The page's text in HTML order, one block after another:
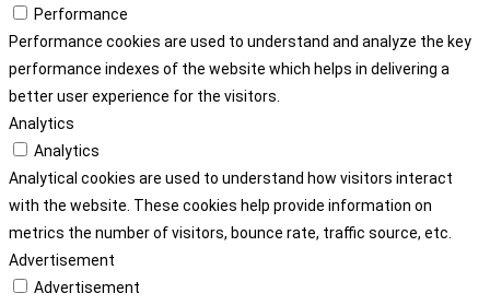
Performance
Performance cookies are used to understand and analyze the key
performance indexes of the website which helps in delivering a
better user experience for the visitors.
Analytics
Analytics
Analytical cookies are used to understand how visitors interact
with the website. These cookies help provide information on
metrics the number of visitors, bounce rate, traffic source, etc.
Advertisement
Advertisement